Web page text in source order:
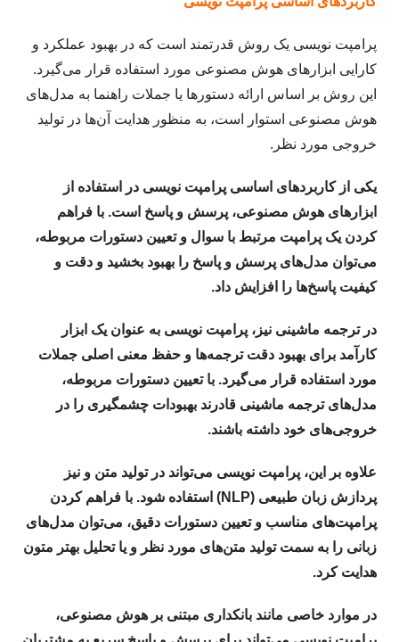
پرامپت نویسی یک روش قدرتمند است که در بهبود عملکرد و
کارایی ابزارهای هوش مصنوعی مورد استفاده قرار می‌گیرد.
این روش بر اساس ارائه دستورها یا جملات راهنما به مدل‌های
هوش مصنوعی استوار است، به منظور هدایت آن‌ها در تولید
خروجی مورد نظر.
یکی از کاربردهای اساسی پرامپت نویسی در استفاده از
ابزارهای هوش مصنوعی، پرسش و پاسخ است. با فراهم
کردن یک پرامپت مرتبط با سوال و تعیین دستورات مربوطه،
می‌توان مدل‌های پرسش و پاسخ را بهبود بخشید و دقت و
کیفیت پاسخ‌ها را افزایش داد.
در ترجمه ماشینی نیز، پرامپت نویسی به عنوان یک ابزار
کارآمد برای بهبود دقت ترجمه‌ها و حفظ معنی اصلی جملات
مورد استفاده قرار می‌گیرد. با تعیین دستورات مربوطه،
مدل‌های ترجمه ماشینی قادرند بهبودات چشمگیری را در
خروجی‌های خود داشته باشند.
علاوه بر این، پرامپت نویسی می‌تواند در تولید متن و نیز
پردازش زبان طبیعی (NLP) استفاده شود. با فراهم کردن
پرامپت‌های مناسب و تعیین دستورات دقیق، می‌توان مدل‌های
زبانی را به سمت تولید متن‌های مورد نظر و یا تحلیل بهتر متون
هدایت کرد.
در موارد خاصی مانند بانکداری مبتنی بر هوش مصنوعی،